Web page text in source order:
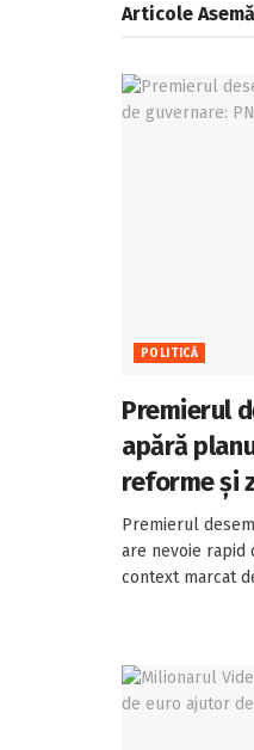
Articole
POLITICĂ
Premierul
apără
reforme și
Premierul
are nevoie rapid
context marcat